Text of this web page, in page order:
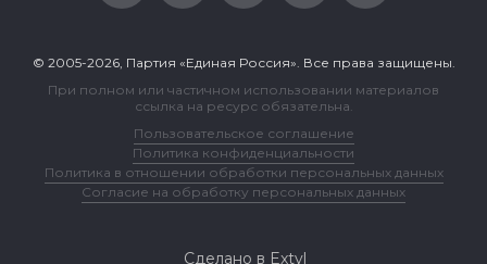
© 2005-2026, Партия «Единая Россия». Все права защищены.
При полном или частичном использовании материалов
ссылка на ресурс обязательна.
Пользовательское соглашение
Политика конфиденциальности
Политика в отношении обработки персональных данных
Согласие на обработку персональных данных
Сделано в Extyl